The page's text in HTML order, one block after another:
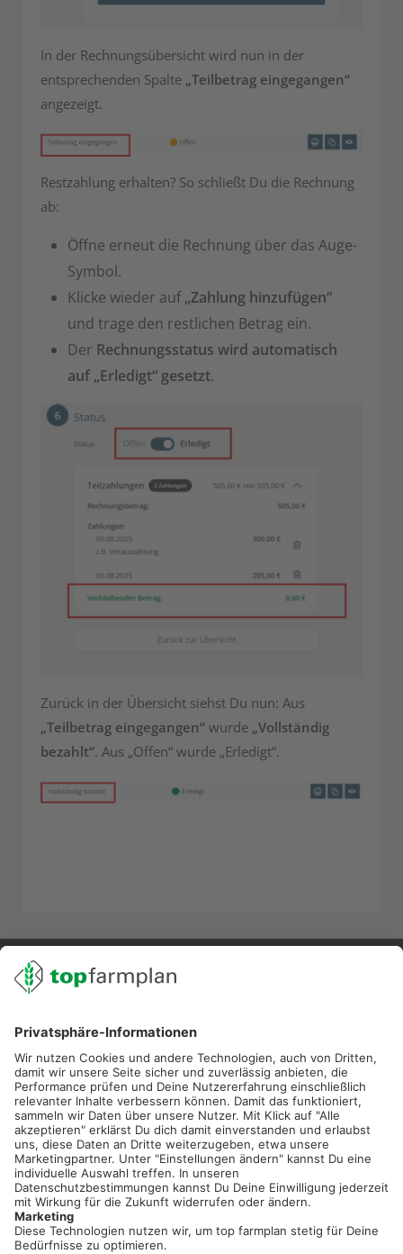
In der Rechnungsübersicht wird nun in der
entsprechenden Spalte „Teilbetrag eingegangen“
angezeigt.
Restzahlung erhalten? So schließt Du die Rechnung
ab:
Öffne erneut die Rechnung über das Auge-
Symbol.
Klicke wieder auf„Zahlung hinzufügen“
und trage den restlichen Betrag ein.
Der Rechnungsstatus wird automatisch
auf „Erledigt“ gesetzt.
Zurück in der Übersicht siehst Du nun: Aus
„Teilbetrag eingegangen“ wurde „Vollständig
bezahlt“. Aus „Offen“ wurde „Erledigt“.
02501 801 44 84
service@topfarmplan.de
Sei immer auf dem Laufenden!
Neue Features, spannende Tipps und hilfreiche Anleitungen!